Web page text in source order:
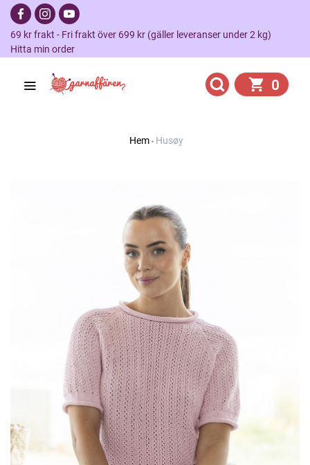
69 kr frakt - Fri frakt över 699 kr (gäller leveranser under 2 kg)
Hitta min order
0
Hem Husøy